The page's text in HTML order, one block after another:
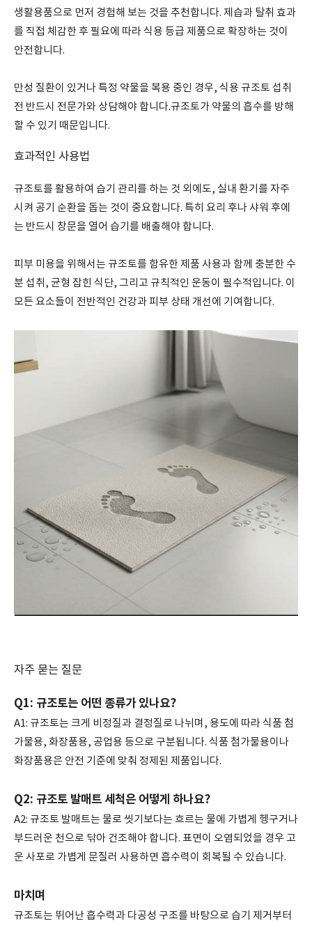
생활용품으로 먼저 경험해 보는 것을 추천합니다. 제습과 탈취 효과
를 직접 체감한 후 필요에 따라 식용 등급 제품으로 확장하는 것이
안전합니다.
만성 질환이 있거나 특정 약물을 복용 중인 경우, 식용 규조토 섭취
전 반드시 전문가와 상담해야 합니다.규조토가 약물의 흡수를 방해
할 수 있기 때문입니다.
효과적인 사용법
규조토를 활용하여 습기 관리를 하는 것 외에도, 실내 환기를 자주
시켜 공기 순환을 돕는 것이 중요합니다. 특히 요리 후나 샤워 후에
는 반드시 창문을 열어 습기를 배출해야 합니다.
피부 미용을 위해서는 규조토를 함유한 제품 사용과 함께 충분한 수
분 섭취, 균형 잡힌 식단, 그리고 규칙적인 운동이 필수적입니다. 이
모든 요소들이 전반적인 건강과 피부 상태 개선에 기여합니다.
자주 묻는 질문
Q1: 규조토는 어떤 종류가 있나요?
A1: 규조토는 크게 비정질과 결정질로 나뉘며, 용도에 따라 식품 첨
가물용, 화장품용, 공업용 등으로 구분됩니다. 식품 첨가물용이나
화장품용은 안전 기준에 맞춰 정제된 제품입니다.
Q2: 규조토 발매트 세척은 어떻게 하나요?
A2: 규조토 발매트는 물로 씻기보다는 흐르는 물에 가볍게 헹구거나
부드러운 천으로 닦아 건조해야 합니다. 표면이 오염되었을 경우 고
운 사포로 가볍게 문질러 사용하면 흡수력이 회복될 수 있습니다.
마치며
규조토는 뛰어난 흡수력과 다공성 구조를 바탕으로 습기 제거부터